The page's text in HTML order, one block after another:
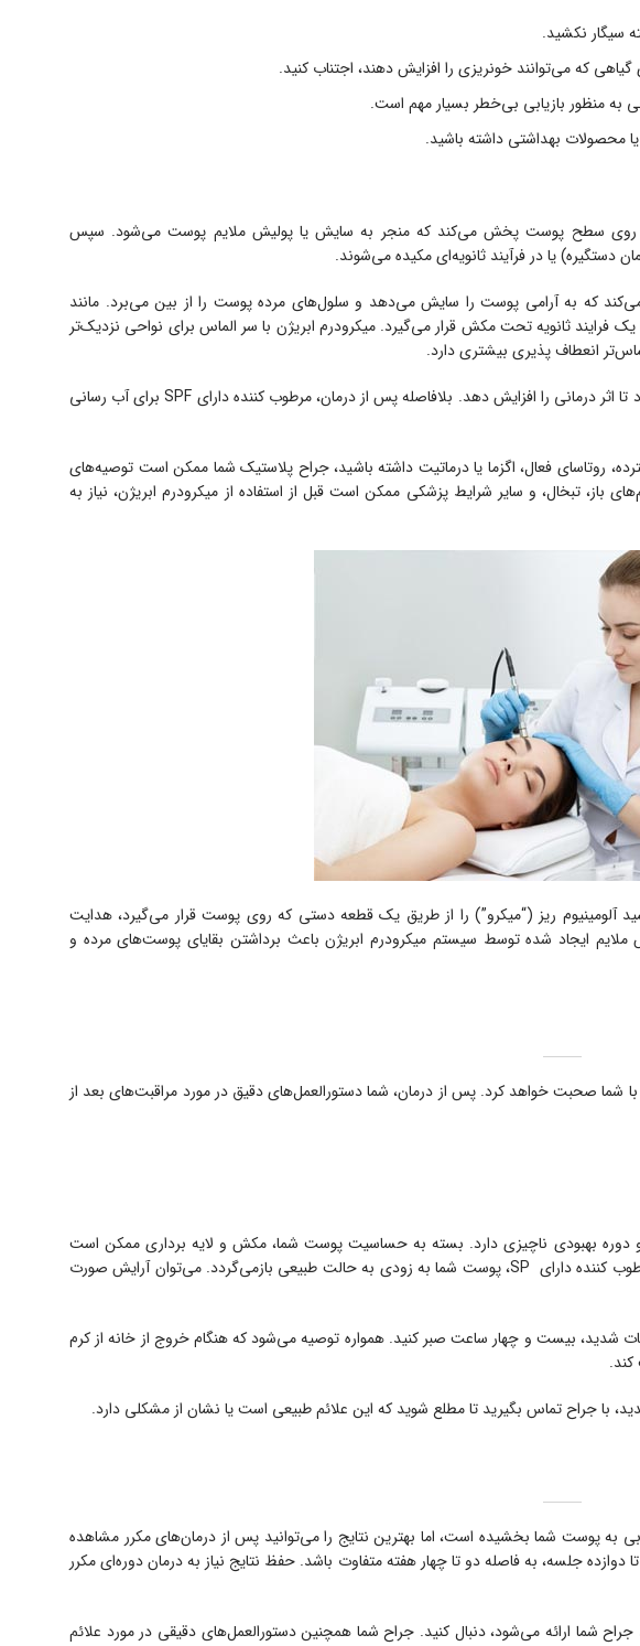
سیگار نکشید.
که می‌توانند خونریزی را افزایش دهند، اجتناب کنید.
به منظور بازیابی بی‌خطر بسیار مهم است.
محصولات بهداشتی داشته باشید.
بر روی سطح پوست پخش می‌کند که منجر به سایش یا پولیش ملایم پوست می‌شود. سپس
یا در فرآیند ثانویه‌ای مکیده می‌شوند.
می‌کند که به آرامی پوست را سایش می‌دهد و سلول‌های مرده پوست را از بین می‌برد. مانند
فرایند ثانویه تحت مکش قرار می‌گیرد. میکرودرم ابریژن با سر الماس برای نواحی نزدیک‌تر
انعطاف پذیری بیشتری دارد.
میکرودرم ابریژن ممکن است با لایه برداری شیمیایی سبک ترکیب شود تا اثر درمانی را افزایش دهد. بلافاصله پس از درمان، مرطوب کننده دارای SPF برای آب رسانی
روتاسای فعال، اگزما یا درماتیت داشته باشید، جراح پلاستیک شما ممکن است توصیه‌های
تبخال، و سایر شرایط پزشکی ممکن است قبل از استفاده از میکرودرم ابریژن، نیاز به
آلومینیوم ریز (“میکرو”) را از طریق یک قطعه دستی که روی پوست قرار می‌گیرد، هدایت
ایجاد شده توسط سیستم میکرودرم ابریژن باعث برداشتن بقایای پوست‌های مرده و
شما صحبت خواهد کرد. پس از درمان، شما دستورالعمل‌های دقیق در مورد مراقبت‌های بعد از
دوره بهبودی ناچیزی دارد. بسته به حساسیت پوست شما، مکش و لایه برداری ممکن است
باعث تورم و قرمزی خفیف روی پوست‌تان شود. پس از استفاده از مرطوب کننده دارای SP، پوست شما به زودی به حالت طبیعی بازمی‌گردد. می‌توان آرایش صورت
شدید، بیست و چهار ساعت صبر کنید. همواره توصیه می‌شود که هنگام خروج از خانه از کرم
با جراح تماس بگیرید تا مطلع شوید که این علائم طبیعی است یا نشان از مشکلی دارد.
پوست شما بخشیده است، اما بهترین نتایج را می‌توانید پس از درمان‌های مکرر مشاهده
دوازده جلسه، به فاصله دو تا چهار هفته متفاوت باشد. حفظ نتایج نیاز به درمان دوره‌ای مکرر
شما ارائه می‌شود، دنبال کنید. جراح شما همچنین دستورالعمل‌های دقیقی در مورد علائم